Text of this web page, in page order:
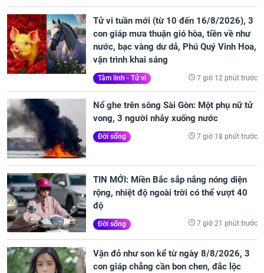
Tử vi tuần mới (từ 10 đến 16/8/2026), 3
con giáp mưa thuận gió hòa, tiền về như
nước, bạc vàng dư dả, Phú Quý Vinh Hoa,
vận trình khai sáng
Tâm linh - Tử vi 7 giờ 12 phút trước
Nổ ghe trên sông Sài Gòn: Một phụ nữ tử
vong, 3 người nhảy xuống nước
Đời sống 7 giờ 18 phút trước
TIN MỚI: Miền Bắc sắp nắng nóng diện
rộng, nhiệt độ ngoài trời có thể vượt 40
độ
Đời sống 7 giờ 21 phút trước
Vận đỏ như son kể từ ngày 8/8/2026, 3
con giáp chẳng cần bon chen, đắc lộc